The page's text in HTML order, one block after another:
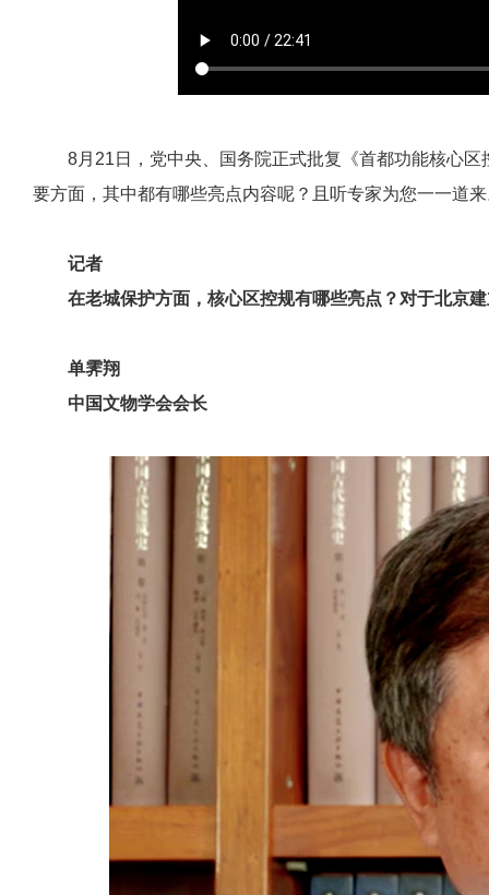
8月21日，党中央、国务院正式批复《首都功能核心
要方面，其中都有哪些亮点内容呢？且听专家为您一一道
记者
在老城保护方面，核心区控规有哪些亮点？对于北京
单霁翔
中国文物学会会长